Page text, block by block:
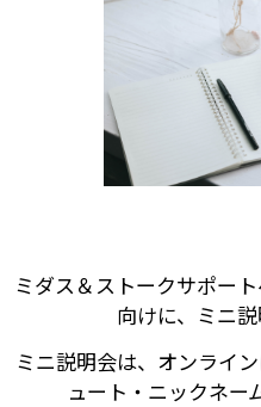
ミダス＆ストークサポー
向けに、ミニ説
ミニ説明会は、オンライ
ュート・ニックネー